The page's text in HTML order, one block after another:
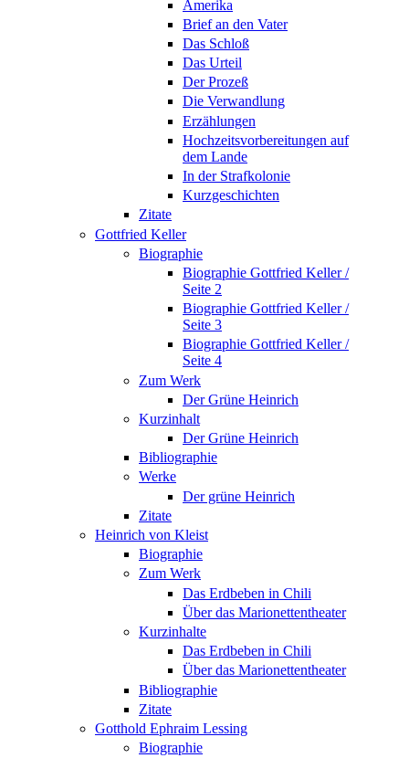
Amerika
Brief an den Vater
Das Schloß
Das Urteil
Der Prozeß
Die Verwandlung
Erzählungen
Hochzeitsvorbereitungen auf
dem Lande
In der Strafkolonie
Kurzgeschichten
Zitate
Gottfried Keller
Biographie
Biographie Gottfried Keller /
Seite 2
Biographie Gottfried Keller /
Seite 3
Biographie Gottfried Keller /
Seite 4
Zum Werk
Der Grüne Heinrich
Kurzinhalt
Der Grüne Heinrich
Bibliographie
Werke
Der grüne Heinrich
Zitate
Heinrich von Kleist
Biographie
Zum Werk
Das Erdbeben in Chili
Über das Marionettentheater
Kurzinhalte
Das Erdbeben in Chili
Über das Marionettentheater
Bibliographie
Zitate
Gotthold Ephraim Lessing
Biographie